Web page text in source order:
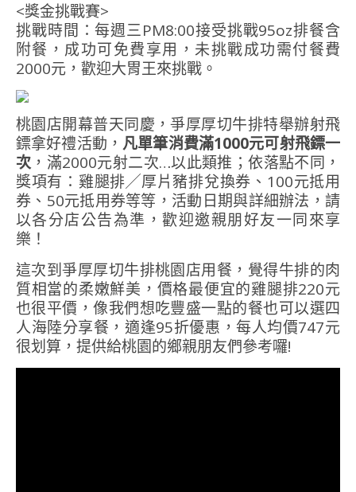
<獎金挑戰賽>
挑戰時間：每週三PM8:00接受挑戰95oz排餐含
附餐，成功可免費享用，未挑戰成功需付餐費
2000元，歡迎大胃王來挑戰。
桃園店開幕普天同慶，爭厚厚切牛排特舉辦射飛
鏢拿好禮活動， 凡單筆消費滿1000元可射飛鏢一
次，滿2000元射二次…以此類推；依落點不同，
獎項有：雞腿排╱厚片豬排兌換券、100元抵用
券、50元抵用券等等，活動日期與詳細辦法，請
以各分店公告為準，歡迎邀親朋好友一同來享
樂！
這次到爭厚厚切牛排桃園店用餐，覺得牛排的肉
質相當的柔嫩鮮美，價格最便宜的雞腿排220元
也很平價，像我們想吃豐盛一點的餐也可以選四
人海陸分享餐，適逢95折優惠，每人均價747元
很划算，提供給桃園的鄉親朋友們參考囉!